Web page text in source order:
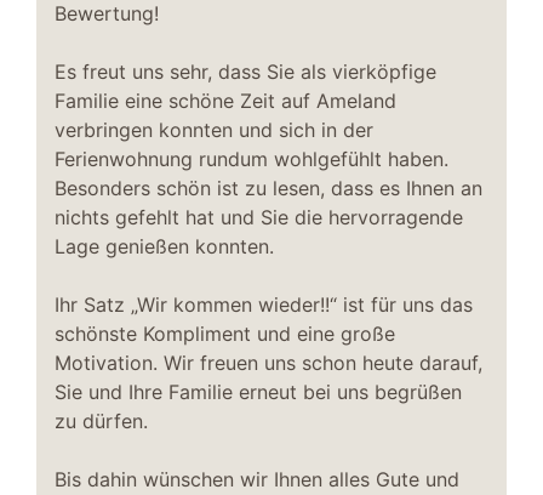
Bewertung!
Es freut uns sehr, dass Sie als vierköpfige
Familie eine schöne Zeit auf Ameland
verbringen konnten und sich in der
Ferienwohnung rundum wohlgefühlt haben.
Besonders schön ist zu lesen, dass es Ihnen an
nichts gefehlt hat und Sie die hervorragende
Lage genießen konnten.
Ihr Satz „Wir kommen wieder!!“ ist für uns das
schönste Kompliment und eine große
Motivation. Wir freuen uns schon heute darauf,
Sie und Ihre Familie erneut bei uns begrüßen
zu dürfen.
Bis dahin wünschen wir Ihnen alles Gute und